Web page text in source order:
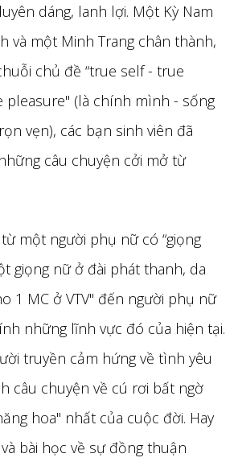
dáng, lanh lợi. Một Kỳ Nam
và một Minh Trang chân thành,
chủ đề “true self - true
pleasure" (là chính mình - sống
vẹn), các bạn sinh viên đã
câu chuyện cởi mở từ
một người phụ nữ có “giọng
giọng nữ ở đài phát thanh, da
1 MC ở VTV" đến người phụ nữ
những lĩnh vực đó của hiện tại.
truyền cảm hứng về tình yêu
câu chuyện về cú rơi bất ngờ
hoa" nhất của cuộc đời. Hay
bài học về sự đồng thuận